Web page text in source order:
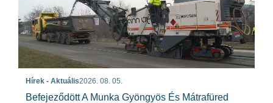
Hírek - Aktuális2026. 08. 05.
Befejeződött A Munka Gyöngyös És Mátrafüred